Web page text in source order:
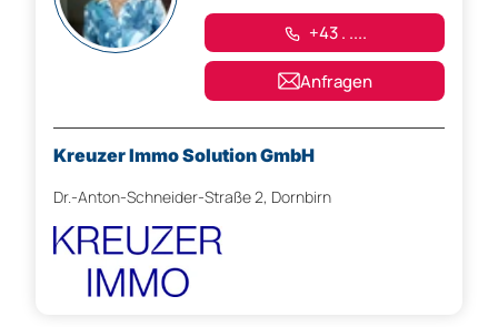
+43 . ....
Anfragen
Kreuzer Immo Solution GmbH
Dr.-Anton-Schneider-Straße 2, Dornbirn